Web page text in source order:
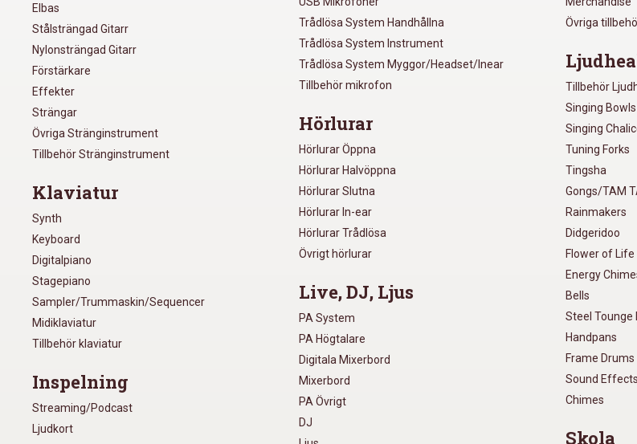
Elbas
Stålsträngad Gitarr
Nylonsträngad Gitarr
Förstärkare
Effekter
Strängar
Övriga Stränginstrument
Tillbehör Stränginstrument
Klaviatur
Synth
Keyboard
Digitalpiano
Stagepiano
Sampler/Trummaskin/Sequencer
Midiklaviatur
Tillbehör klaviatur
Inspelning
Streaming/Podcast
Ljudkort
Trådlösa System Handhållna
Trådlösa System Instrument
Trådlösa System Myggor/Headset/Inear
Tillbehör mikrofon
Hörlurar
Hörlurar Öppna
Hörlurar Halvöppna
Hörlurar Slutna
Hörlurar In-ear
Hörlurar Trådlösa
Övrigt hörlurar
Live, DJ, Ljus
PA System
PA Högtalare
Digitala Mixerbord
Mixerbord
PA Övrigt
DJ
Övriga
Tillbehör
Singing Bowls
Singing
Tuning Forks
Tingsha
Gongs/TAM
Rainmakers
Didgeridoo
Flower of Life
Energy
Bells
Steel Tounge
Handpans
Frame Drums
Sound Effects
Chimes
Skola